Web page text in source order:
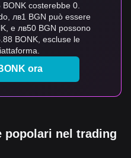
costerebbe 0.
лв1 BGN può essere
e лв50 BGN possono
BONK, escluse le
ora
popolari nel trading